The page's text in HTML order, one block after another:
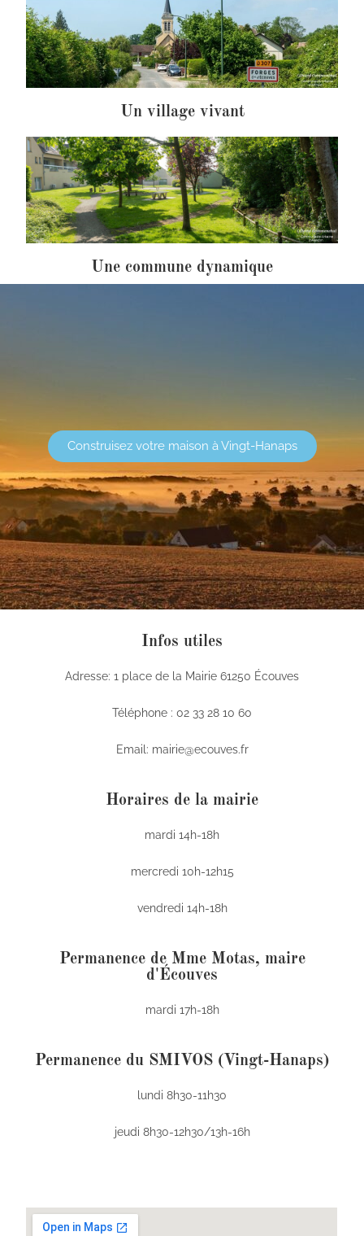
Un village vivant
Une commune dynamique
Construisez votre maison à Vingt-Hanaps
Infos utiles
Adresse: 1 place de la Mairie 61250 Écouves
Téléphone : 02 33 28 10 60
Email: mairie@ecouves.fr
Horaires de la mairie
mardi 14h-18h
mercredi 10h-12h15
vendredi 14h-18h
Permanence de Mme Motas, maire
d'Écouves
mardi 17h-18h
Permanence du SMIVOS (Vingt-Hanaps)
lundi 8h30-11h30
jeudi 8h30-12h30/13h-16h